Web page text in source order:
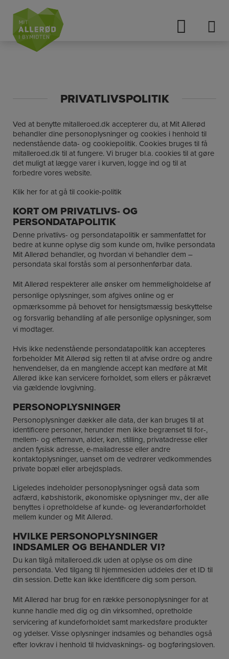
indholdet
PRIVATLIVSPOLITIK
Ved at benytte mitalleroed.dk accepterer du, at Mit Allerød
behandler dine personoplysninger og cookies i henhold til
nedenstående data- og cookiepolitik. Cookies bruges til få
mitalleroed.dk til at fungere. Vi bruger bl.a. cookies til at gøre
det muligt at lægge varer i kurven, logge ind og til at
forbedre vores website.
Klik her for at gå til cookie-politik
KORT OM PRIVATLIVS- OG
PERSONDATAPOLITIK
Denne privatlivs- og persondatapolitik er sammenfattet for
bedre at kunne oplyse dig som kunde om, hvilke persondata
Mit Allerød behandler, og hvordan vi behandler dem –
persondata skal forstås som al personhenførbar data.
Mit Allerød respekterer alle ønsker om hemmeligholdelse af
personlige oplysninger, som afgives online og er
opmærksomme på behovet for hensigtsmæssig beskyttelse
og forsvarlig behandling af alle personlige oplysninger, som
vi modtager.
Hvis ikke nedenstående persondatapolitik kan accepteres
forbeholder Mit Allerød sig retten til at afvise ordre og andre
henvendelser, da en manglende accept kan medføre at Mit
Allerød ikke kan servicere forholdet, som ellers er påkrævet
via gældende lovgivning.
PERSONOPLYSNINGER
Personoplysninger dækker alle data, der kan bruges til at
identificere personer, herunder men ikke begrænset til for-,
mellem- og efternavn, alder, køn, stilling, privatadresse eller
anden fysisk adresse, e-mailadresse eller andre
kontaktoplysninger, uanset om de vedrører vedkommendes
private bopæl eller arbejdsplads.
Ligeledes indeholder personoplysninger også data som
adfærd, købshistorik, økonomiske oplysninger mv., der alle
benyttes i opretholdelse af kunde- og leverandørforholdet
mellem kunder og Mit Allerød.
HVILKE PERSONOPLYSNINGER
INDSAMLER OG BEHANDLER VI?
Du kan tilgå mitalleroed.dk uden at oplyse os om dine
persondata. Ved tilgang til hjemmesiden uddeles der et ID til
din session. Dette kan ikke identificere dig som person.
Mit Allerød har brug for en række personoplysninger for at
kunne handle med dig og din virksomhed, opretholde
servicering af kundeforholdet samt markedsføre produkter
og ydelser. Visse oplysninger indsamles og behandles også
efter lovkrav i henhold til hvidvasknings- og bogføringsloven.